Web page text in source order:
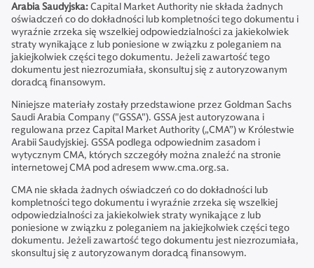
Arabia Saudyjska:Capital Market Authority nie składa żadnych
oświadczeń co do dokładności lub kompletności tego dokumentu i
wyraźnie zrzeka się wszelkiej odpowiedzialności za jakiekolwiek
straty wynikające z lub poniesione w związku z poleganiem na
jakiejkolwiek części tego dokumentu. Jeżeli zawartość tego
dokumentu jest niezrozumiała, skonsultuj się z autoryzowanym
doradcą finansowym.
Niniejsze materiały zostały przedstawione przez Goldman Sachs
Saudi Arabia Company ("GSSA"). GSSA jest autoryzowana i
regulowana przez Capital Market Authority („CMA”) w Królestwie
Arabii Saudyjskiej. GSSA podlega odpowiednim zasadom i
wytycznym CMA, których szczegóły można znaleźć na stronie
internetowej CMA pod adresem www.cma.org.sa.
CMA nie składa żadnych oświadczeń co do dokładności lub
kompletności tego dokumentu i wyraźnie zrzeka się wszelkiej
odpowiedzialności za jakiekolwiek straty wynikające z lub
poniesione w związku z poleganiem na jakiejkolwiek części tego
dokumentu. Jeżeli zawartość tego dokumentu jest niezrozumiała,
skonsultuj się z autoryzowanym doradcą finansowym.